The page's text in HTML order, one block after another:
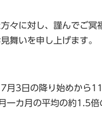
々に対し、謹んでご
舞いを申し上げます。
月3日の降り始めから
一カ月の平均の約1.5倍